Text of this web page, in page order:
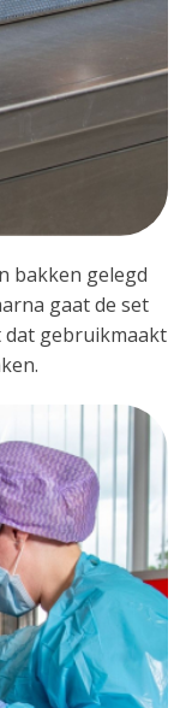
bakken gelegd
gaat de set
dat gebruikmaakt